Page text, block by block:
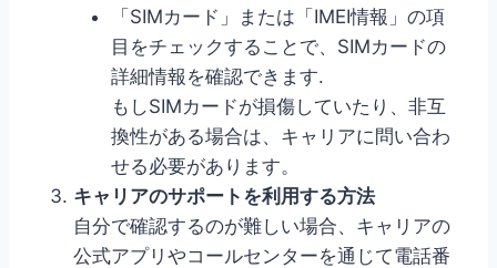
「SIMカード」または「IMEI情報」の項
目をチェックすることで、SIMカードの
詳細情報を確認できます.
もしSIMカードが損傷していたり、非互
換性がある場合は、キャリアに問い合わ
せる必要があります。
キャリアのサポートを利用する方法
自分で確認するのが難しい場合、キャリアの
公式アプリやコールセンターを通じて電話番